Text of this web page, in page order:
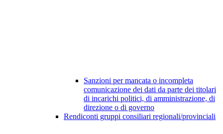
Sanzioni per mancata o incompleta
comunicazione dei dati da parte dei titolari
di incarichi politici, di amministrazione, di
direzione o di governo
Rendiconti gruppi consiliari regionali/provinciali